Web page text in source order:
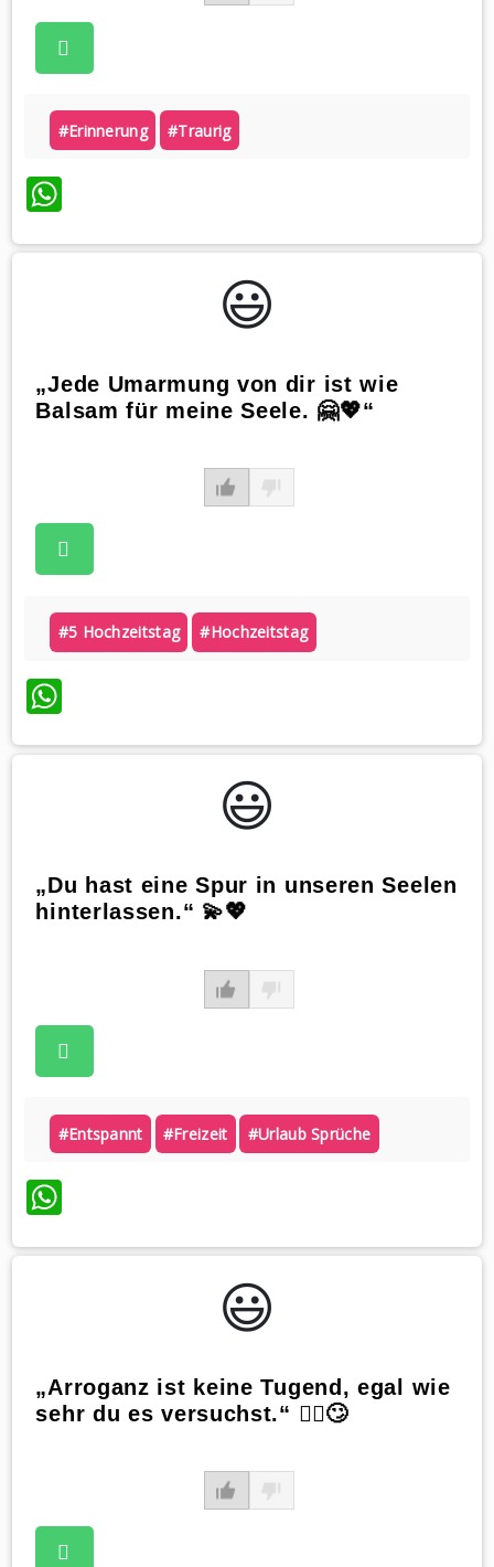
#erinnerung #traurig
WhatsApp
😃️
„Jede Umarmung von dir ist wie
Balsam für meine Seele. 🤗💖“
#5 Hochzeitstag #hochzeitstag
WhatsApp
😃️
„Du hast eine Spur in unseren Seelen
hinterlassen.“ 💫💖
#entspannt #freizeit #urlaub Sprüche
WhatsApp
😃️
„Arroganz ist keine Tugend, egal wie
sehr du es versuchst.“ 🙅‍♀️🙄